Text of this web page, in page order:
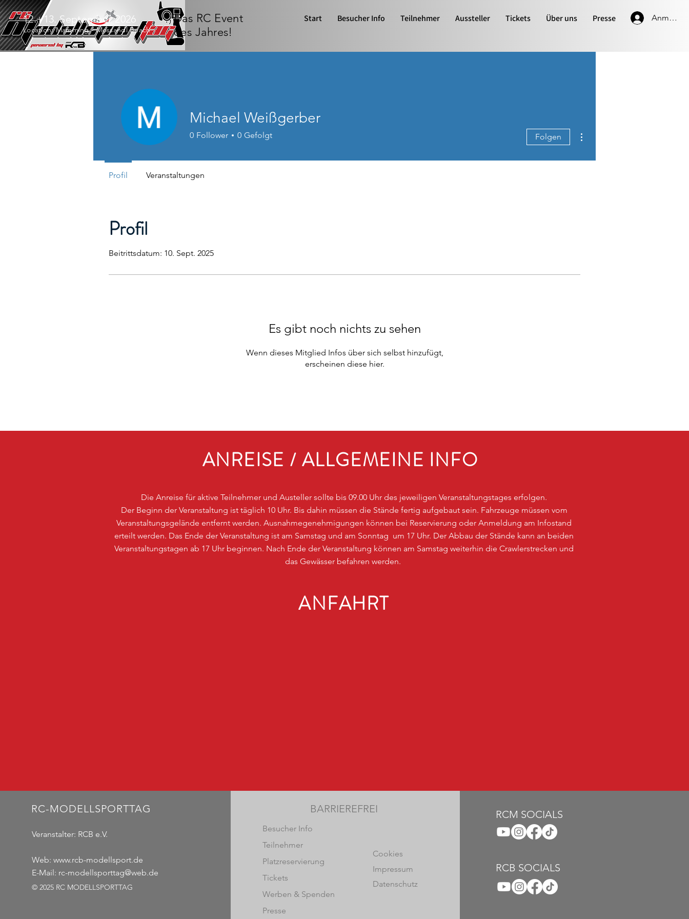
12.+13. September 2026
Location: Mamming - Mossandl Beach
Das RC Event
des Jahres!
Start Besucher Info Teilnehmer Aussteller Tickets Über uns Presse
Profil
Beitrittsdatum: 10. Sept. 2025
Es gibt noch nichts zu sehen
Wenn dieses Mitglied Infos über sich selbst hinzufügt,
erscheinen diese hier.
Michael Weißgerber
0 Follower 0 Gefolgt Folgen
Profil Veranstaltungen
ANREISE / ALLGEMEINE INFO
Die Anreise für aktive Teilnehmer und Austeller sollte bis 09.00 Uhr des jeweiligen Veranstaltungstages erfolgen.
Der Beginn der Veranstaltung ist täglich 10 Uhr. Bis dahin müssen die Stände fertig aufgebaut sein. Fahrzeuge müssen vom
Veranstaltungsgelände entfernt werden. Ausnahmegenehmigungen können bei Reservierung oder Anmeldung am Infostand
erteilt werden. Das Ende der Veranstaltung ist am Samstag und am Sonntag um 17 Uhr. Der Abbau der Stände kann an beiden
Veranstaltungstagen ab 17 Uhr beginnen. Nach Ende der Veranstaltung können am Samstag weiterhin die Crawlerstrecken und
das Gewässer befahren werden.
ANFAHRT
RC-MODELLSPORTTAG
Veranstalter: RCB e.V.
Web: www.rcb-modellsport.de
E-Mail: rc-modellsporttag@web.de
© 2025 RC MODELLSPORTTAG
BARRIEREFREI
Besucher Info
Teilnehmer
Platzreservierung
Tickets
Werben & Spenden
Presse
Cookies
Impressum
Datenschutz
RCM SOCIALS
RCB SOCIALS